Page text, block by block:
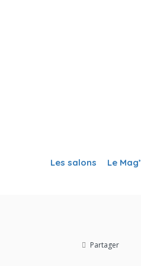
Les salons Le Mag’
Partager